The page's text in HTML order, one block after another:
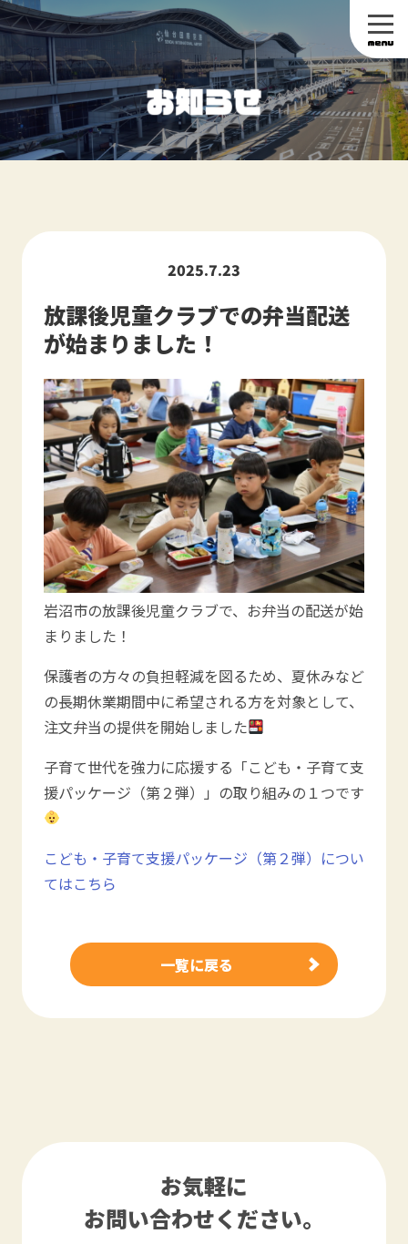
2025.7.23
放課後児童クラブでの弁当配送
が始まりました！
岩沼市の放課後児童クラブで、お弁当の配送が始
まりました！
保護者の方々の負担軽減を図るため、夏休みなど
の長期休業期間中に希望される方を対象として、
注文弁当の提供を開始しました
子育て世代を強力に応援する「こども・子育て支
援パッケージ（第２弾）」の取り組みの１つです
こども・子育て支援パッケージ（第２弾）につい
てはこちら
一覧に戻る
お気軽に
お問い合わせください。